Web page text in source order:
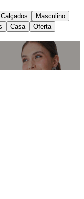
Calçados
Masculino
Casa Oferta